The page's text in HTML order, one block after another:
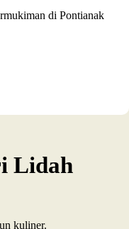
di Pontianak
Lidah
kuliner.